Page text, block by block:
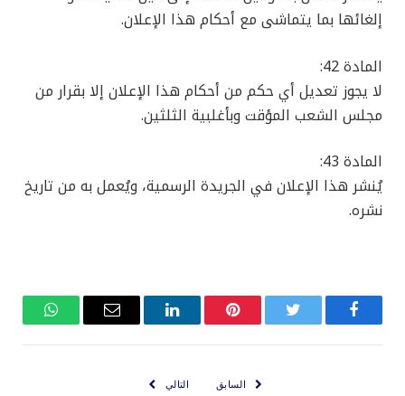
إلغائها بما يتماشى مع أحكام هذا الإعلان.
المادة 42:
لا يجوز تعديل أي حكم من أحكام هذا الإعلان إلا بقرار من
مجلس الشعب المؤقت وبأغلبية الثلثين.
المادة 43:
يُنشر هذا الإعلان في الجريدة الرسمية، ويُعمل به من تاريخ
نشره.
فيسبوك تويتر بينتيريستلينكدإن
البريد
واتساب
السابق التالي